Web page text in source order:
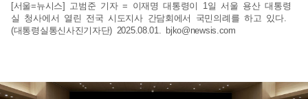
[서울=뉴시스] 고범준 기자 = 이재명 대통령이 1일 서울 용산 대통령
실 청사에서 열린 전국 시도지사 간담회에서 국민의례를 하고 있다.
(대통령실통신사진기자단) 2025.08.01. bjko@newsis.com